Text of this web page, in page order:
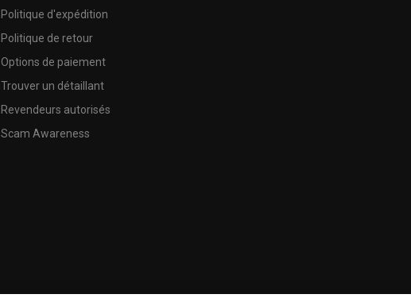
Politique d'expédition
Politique de retour
Options de paiement
Trouver un détaillant
Revendeurs autorisés
Scam Awareness